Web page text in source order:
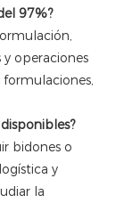
97%?
operaciones
bidones o
y
la